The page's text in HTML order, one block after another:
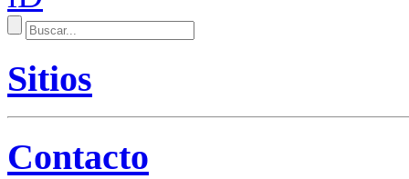
Sitios
Contacto